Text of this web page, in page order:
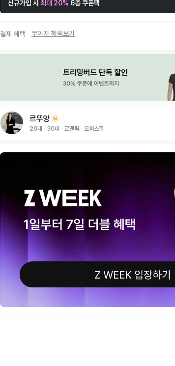
신규가입 시 최대 20% 6종 쿠폰팩
결제 혜택 무이자 혜택보기
르뚜앙
20대 30대 로맨틱 오피스룩